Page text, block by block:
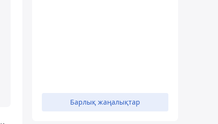
Барлық жаңалықтар